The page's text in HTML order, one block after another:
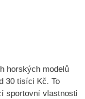
horských modelů
30 tisíci Kč. To
sportovní vlastnosti